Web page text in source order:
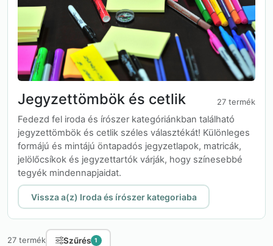
Jegyzettömbök és cetlik 27 termék
Fedezd fel iroda és írószer kategóriánkban található
jegyzettömbök és cetlik széles választékát! Különleges
formájú és mintájú öntapadós jegyzetlapok, matricák,
jelölőcsíkok és jegyzettartók várják, hogy színesebbé
tegyék mindennapjaidat.
Vissza a(z) Iroda és írószer kategoriaba
27 termék Szűrés 1